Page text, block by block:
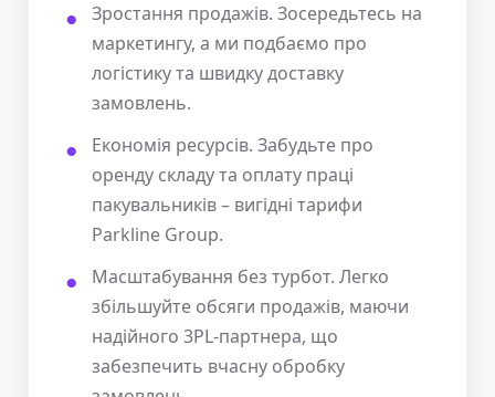
Зростання продажів. Зосередьтесь на
маркетингу, а ми подбаємо про
логістику та швидку доставку
замовлень.
Економія ресурсів. Забудьте про
оренду складу та оплату праці
пакувальників – вигідні тарифи
Parkline Group.
Масштабування без турбот. Легко
збільшуйте обсяги продажів, маючи
надійного 3PL-партнера, що
забезпечить вчасну обробку